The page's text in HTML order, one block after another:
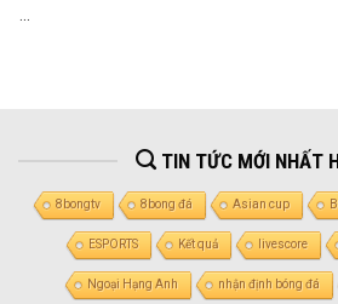
...
TIN TỨC MỚI NHẤT
8bongtv 8bong đá Asian cup
ESPORTS Kết quả livescore
Ngoại Hạng Anh nhận định bóng đá